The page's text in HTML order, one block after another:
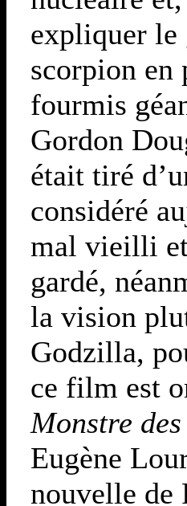
expliquer le
scorpion en
fourmis
Gordon
était tiré
considéré
mal vieilli et
gardé,
la vision
Godzilla,
ce film est
Monstre
Eugène
nouvelle de